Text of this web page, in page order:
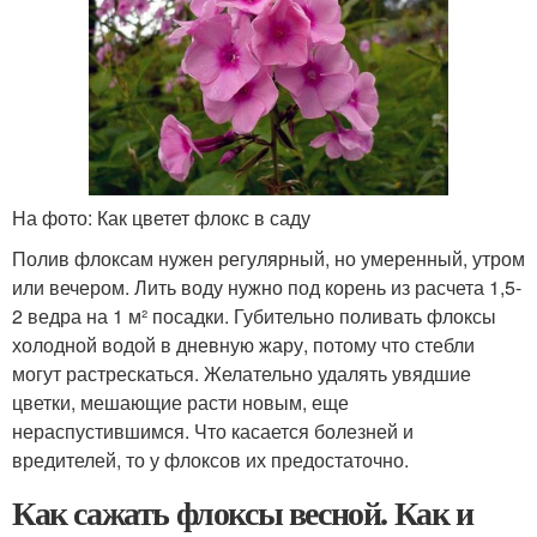
На фото: Как цветет флокс в саду
Полив флоксам нужен регулярный, но умеренный, утром
или вечером. Лить воду нужно под корень из расчета 1,5-
2 ведра на 1 м² посадки. Губительно поливать флоксы
холодной водой в дневную жару, потому что стебли
могут растрескаться. Желательно удалять увядшие
цветки, мешающие расти новым, еще
нераспустившимся. Что касается болезней и
вредителей, то у флоксов их предостаточно.
Как сажать флоксы весной. Как и